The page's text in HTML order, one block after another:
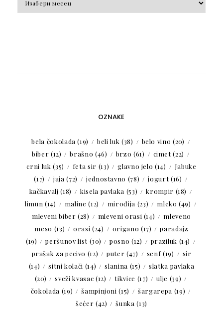
OZNAKE
bela čokolada (19) beli luk (38) belo vino (20)
biber (12) brašno (46) brzo (61) cimet(22)
crni luk (35) feta sir (13) glavno jelo (14)
Jabuke
(17)
jaja (72) jednostavno (78) jogurt(16)
kačkavalj (18) kisela pavlaka (53) krompir (18)
limun (14) maline (12) mirođija (23) mleko (49)
mleveni biber (28) mleveni orasi (14)
mleveno
meso (13) orasi (24) origano (17)
paradajz
(19)
peršunov list(30) posno (12) praziluk (14)
prašak za pecivo (12) puter (47) senf(19)
sir
(14)
sitni kolači (14) slanina (15)
slatka pavlaka
(20)
sveži kvasac (12) tikvice (17) ulje (39)
čokolada (19) šampinjoni (15) šargarepa (19)
šećer (42) šunka (13)